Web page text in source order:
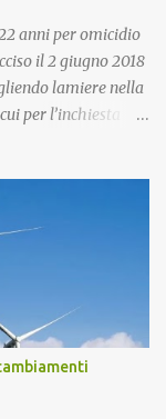
anni per omicidio
il 2 giugno 2018
lamiere nella
per l’inchiesta
(Pa).
dell'omicidio e
che in appello.
presentai
dell'interno
della
radici e
i più de...